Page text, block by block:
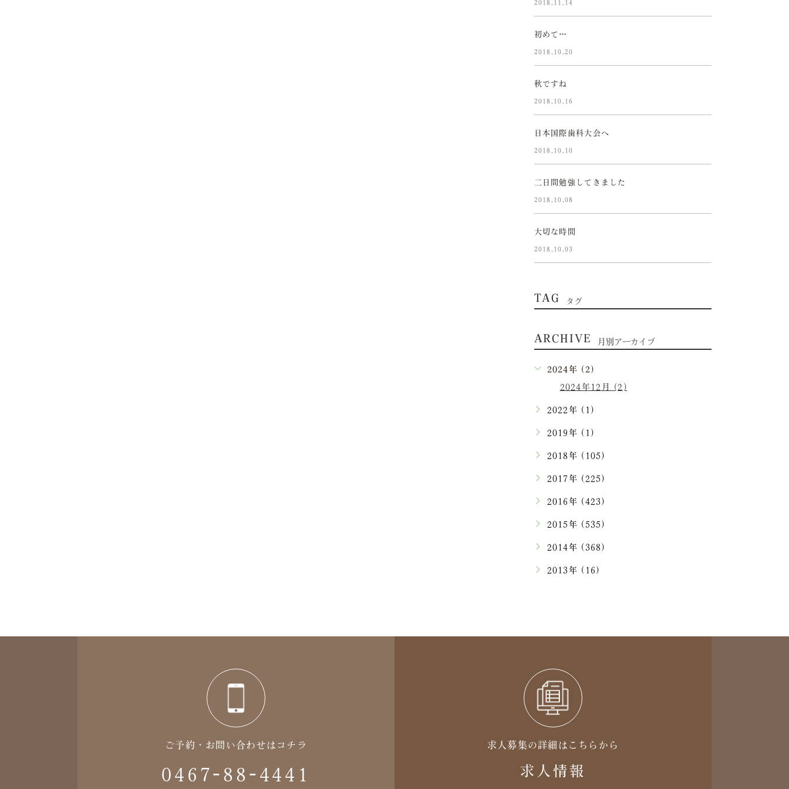
2018.11.14
初めて…
2018.10.20
秋ですね
2018.10.16
日本国際歯科大会へ
2018.10.10
二日間勉強してきました
2018.10.08
大切な時間
2018.10.03
TAG タグ
ARCHIVE 月別アーカイブ
2024年 (2)
2024年12月 (2)
2022年 (1)
2019年 (1)
2018年 (105)
2017年 (225)
2016年 (423)
2015年 (535)
2014年 (368)
2013年 (16)
ご予約・お問い合わせはコチラ
0467-88-4441
求人募集の詳細はこちらから
求人情報